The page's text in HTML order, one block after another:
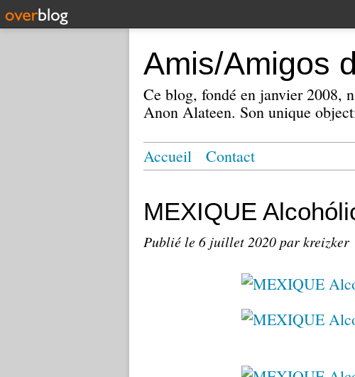
Amis/Amigos
Ce blog, fondé en janvier 2008,
Anon Alateen. Son unique
Accueil Contact
MEXIQUE
Publié le 6 juillet 2020par kreizker